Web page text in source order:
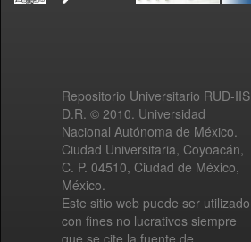
Repositorio Universitario RUD-IIS
D.R. © 2010. Universidad
Nacional Autónoma de México.
Ciudad Universitaria, Coyoacán,
C. P. 04510, Ciudad de México,
México.
Este sitio web puede ser utilizado
con fines no lucrativos siempre
que se cite la fuente de